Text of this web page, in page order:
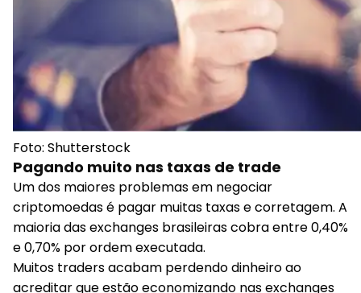
Foto: Shutterstock
Pagando muito nas taxas de trade
Um dos maiores problemas em negociar
criptomoedas é pagar muitas taxas e corretagem. A
maioria das exchanges brasileiras cobra entre 0,40%
e 0,70% por ordem executada.